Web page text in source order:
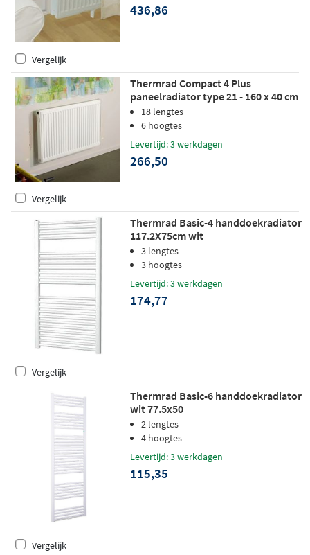
436,86
Vergelijk
Thermrad Compact 4 Plus
paneelradiator type 21 - 160 x 40 cm
(L x H)
18 lengtes
6 hoogtes
Levertijd: 3 werkdagen
266,50
Vergelijk
Thermrad Basic-4 handdoekradiator
117.2X75cm wit
3 lengtes
3 hoogtes
Levertijd: 3 werkdagen
174,77
Vergelijk
Thermrad Basic-6 handdoekradiator
wit 77.5x50
2 lengtes
4 hoogtes
Levertijd: 3 werkdagen
115,35
Vergelijk